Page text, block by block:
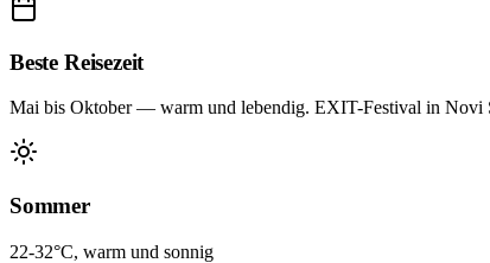
Beste Reisezeit
Mai bis Oktober — warm und lebendig. EXIT-Festival in Novi
Sommer
22-32°C, warm und sonnig